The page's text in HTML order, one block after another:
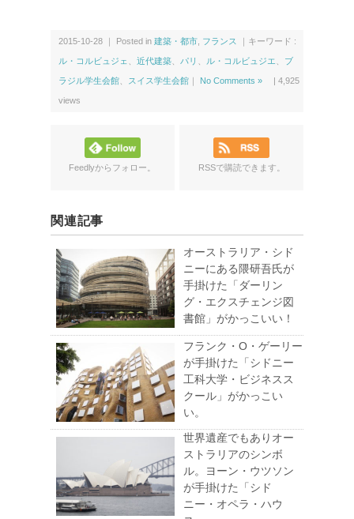
2015-10-28 ｜ Posted in 建築・都市 フランス ｜キーワード :
ル・コルビュジェ 近代建築 パリ ル・コルビュジエ ブ
ラジル学生会館 スイス学生会館 ｜ No Comments » | 4,925
views
Feedlyからフォロー。 RSSで購読できます。
関連記事
オーストラリア・シド
ニーにある隈研吾氏が
手掛けた「ダーリン
グ・エクスチェンジ図
書館」がかっこいい！
フランク・O・ゲーリー
が手掛けた「シドニー
工科大学・ビジネスス
クール」がかっこい
い。
世界遺産でもありオー
ストラリアのシンボ
ル。ヨーン・ウツソン
が手掛けた「シド
ニー・オペラ・ハウ